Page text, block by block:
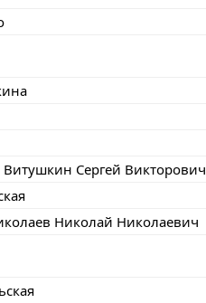
Сергей Викторович
Николай Николаевич